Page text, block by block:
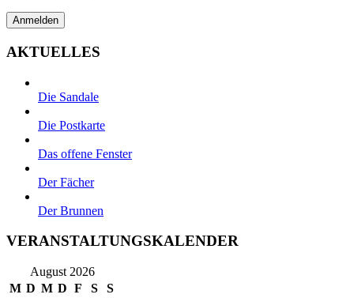
AKTUELLES
Die Sandale
Die Postkarte
Das offene Fenster
Der Fächer
Der Brunnen
VERANSTALTUNGSKALENDER
August 2026
M D M D F S S